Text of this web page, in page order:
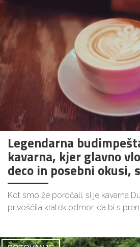
Legendarna
kavarna, kjer glavno
deco in posebni okusi,
Kot smo že poročali, si je kavarna
privoščila kratek odmor, da bi s